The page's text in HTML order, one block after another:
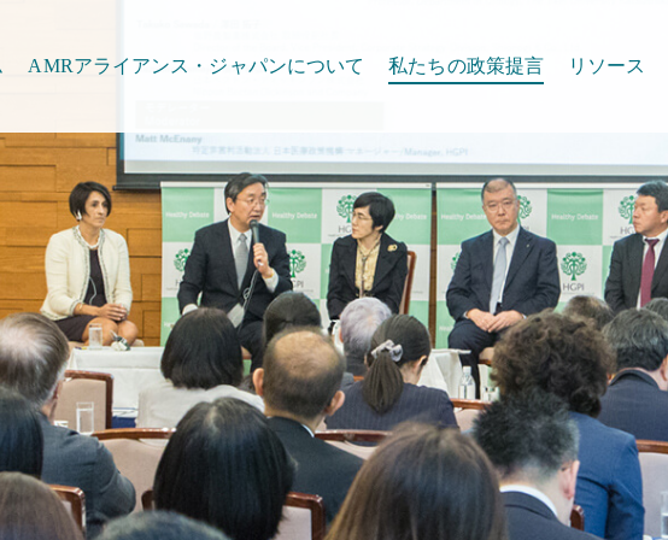
AMRアライアンス・ジャパンについて 私たちの政策提言 リソース